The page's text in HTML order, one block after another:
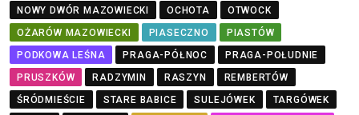
NOWY DWÓR MAZOWIECKI
OCHOTA
OTWOCK
OŻARÓW MAZOWIECKI
PIASECZNO
PIASTÓW
PODKOWA LEŚNA
PRAGA-PÓŁNOC
PRAGA-POŁUDNIE
PRUSZKÓW
RADZYMIN RASZYN
REMBERTÓW
ŚRÓDMIEŚCIE
STARE BABICE SULEJÓWEK
TARGÓWEK